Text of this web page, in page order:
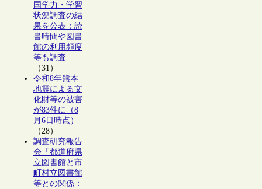
国学力・学習
状況調査の結
果を公表：読
書時間や図書
館の利用頻度
等も調査
（31）
令和8年熊本
地震による文
化財等の被害
が83件に（8
月6日時点）
（28）
調査研究報告
会「都道府県
立図書館と市
町村立図書館
等との関係：